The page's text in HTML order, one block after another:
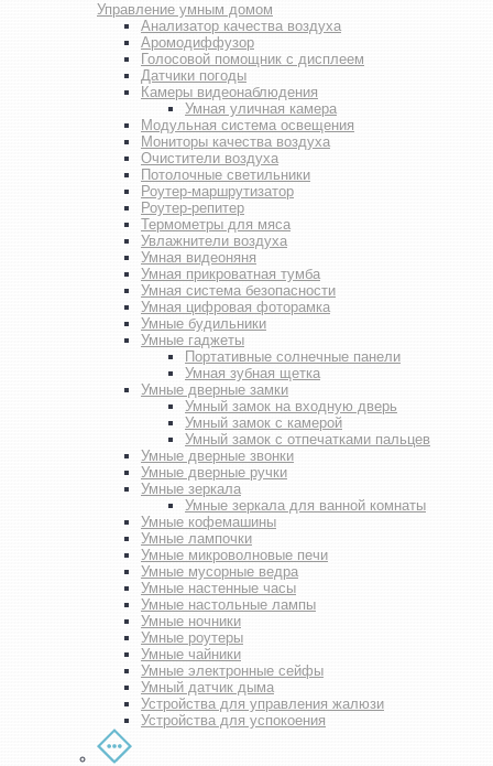
Управление умным домом
Анализатор качества воздуха
Аромодиффузор
Голосовой помощник с дисплеем
Датчики погоды
Камеры видеонаблюдения
Умная уличная камера
Модульная система освещения
Мониторы качества воздуха
Очистители воздуха
Потолочные светильники
Роутер-маршрутизатор
Роутер-репитер
Термометры для мяса
Увлажнители воздуха
Умная видеоняня
Умная прикроватная тумба
Умная система безопасности
Умная цифровая фоторамка
Умные будильники
Умные гаджеты
Портативные солнечные панели
Умная зубная щетка
Умные дверные замки
Умный замок на входную дверь
Умный замок с камерой
Умный замок с отпечатками пальцев
Умные дверные звонки
Умные дверные ручки
Умные зеркала
Умные зеркала для ванной комнаты
Умные кофемашины
Умные лампочки
Умные микроволновые печи
Умные мусорные ведра
Умные настенные часы
Умные настольные лампы
Умные ночники
Умные роутеры
Умные чайники
Умные электронные сейфы
Умный датчик дыма
Устройства для управления жалюзи
Устройства для успокоения